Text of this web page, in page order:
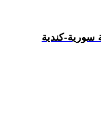
سورية-كندية